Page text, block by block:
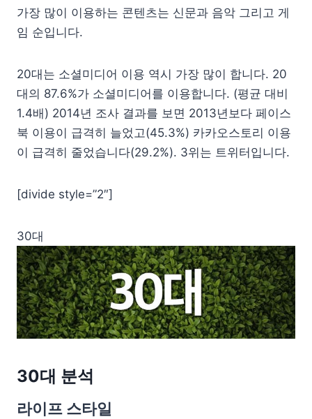
가장 많이 이용하는 콘텐츠는 신문과 음악 그리고 게
임 순입니다.
20대는 소셜미디어 이용 역시 가장 많이 합니다. 20
대의 87.6%가 소셜미디어를 이용합니다. (평균 대비
1.4배) 2014년 조사 결과를 보면 2013년보다 페이스
북 이용이 급격히 늘었고(45.3%) 카카오스토리 이용
이 급격히 줄었습니다(29.2%). 3위는 트위터입니다.
[divide style=”2″]
30대
30대 분석
라이프 스타일